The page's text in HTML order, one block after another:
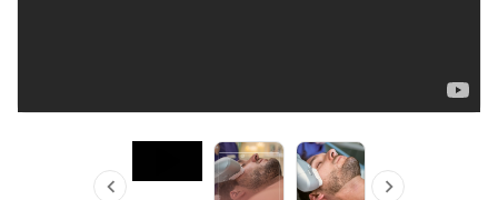

 